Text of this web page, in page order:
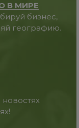
В МИРЕ
бизнес,
географию.